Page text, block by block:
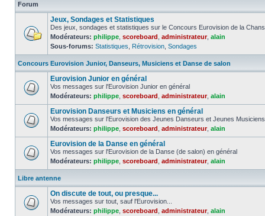
Forum
Jeux, Sondages et Statistiques
Des jeux, sondages et statistiques sur le Concours Eurovision de la
Modérateurs: philippe scoreboard administrateur, alain
Sous-forums: Statistiques Rétrovision Sondages
Concours Eurovision Junior, Danseurs, Musiciens et Danse de salon
Eurovision Junior en général
Vos messages sur l'Eurovision Junior en général
Modérateurs: philippe scoreboard administrateur, alain
Eurovision Danseurs et Musiciens en général
Vos messages sur l'Eurovision des Jeunes Danseurs et Jeunes
Modérateurs: philippe scoreboard administrateur, alain
Eurovision de la Danse en général
Vos messages sur l'Eurovision de la Danse (de salon) en général
Modérateurs: philippe scoreboard administrateur, alain
Libre antenne
On discute de tout, ou presque...
Vos messages sur tout, sauf l'Eurovision...
Modérateurs: philippe scoreboard administrateur, alain